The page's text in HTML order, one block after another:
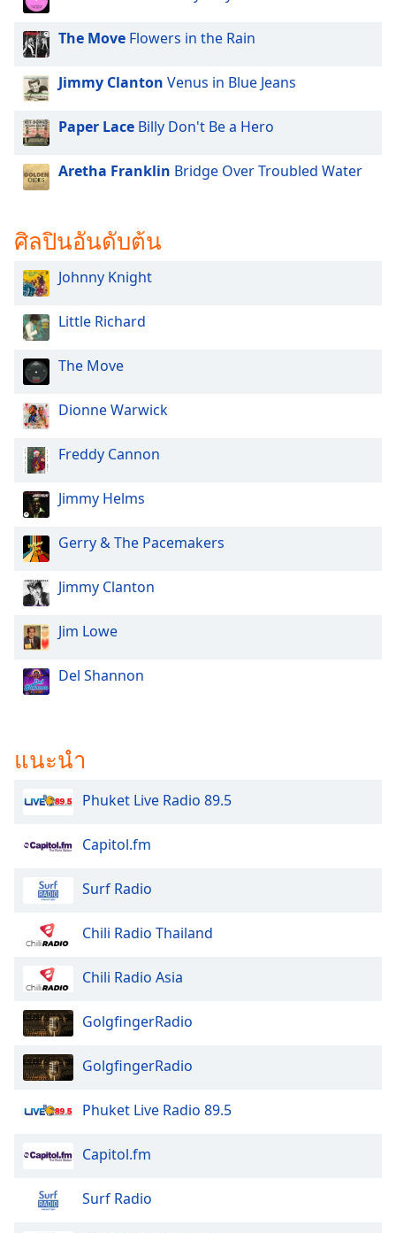
Caption
Area
Color
Opacity
Font
Size
Edge
Style
Family
Reset
Done
Close
Modal
Dialog
End
dialog
window.
The Move Flowers in the Rain
Jimmy Clanton Venus in Blue Jeans
Paper Lace Billy Don't Be a Hero
Aretha Franklin Bridge Over Troubled Water
ศิลปินอันดับต้น
Johnny Knight
Little Richard
The Move
Dionne Warwick
Freddy Cannon
Jimmy Helms
Gerry & The Pacemakers
Jimmy Clanton
Jim Lowe
Del Shannon
แนะนำ
Phuket Live Radio 89.5
Capitol.fm
Surf Radio
Chili Radio Thailand
Chili Radio Asia
GolgfingerRadio
GolgfingerRadio
Phuket Live Radio 89.5
Capitol.fm
Surf Radio